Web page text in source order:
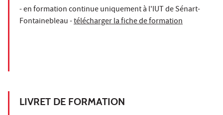
- en formation continue uniquement à l'IUT de Sénart-
Fontainebleau -télécharger la fiche de formation
LIVRET DE FORMATION